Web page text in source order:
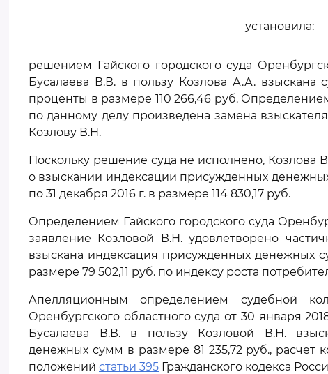
установила:
решением Гайского городского суда
Бусалаева В.В. в пользу Козлова А.А. взыскана
проценты в размере 110 266,46 руб.
по данному делу произведена замена
Козлову В.Н.
Поскольку решение суда не исполнено, Козлова
о взыскании индексации присужденных
по 31 декабря 2016 г. в размере 114 830,17 руб.
Определением Гайского городского суда
заявление Козловой В.Н. удовлетворено
взыскана индексация присужденных денежных
размере 79 502,11 руб. по индексу роста
Апелляционным определением судебной
Оренбургского областного суда от 30 января
Бусалаева В.В. в пользу Козловой В.Н.
денежных сумм в размере 81 235,72 руб., расчет
положений статьи 395 Гражданского кодекса